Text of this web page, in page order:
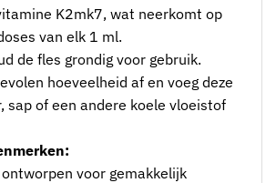
K2mk7, wat neerkomt op
van elk 1 ml.
de fles grondig voor gebruik.
hoeveelheid af en voeg deze
sap of een andere koele vloeistof
voor gemakkelijk